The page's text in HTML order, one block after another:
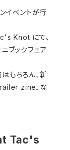
イベントが行
Knot にて、
ックフェア
もちろん、新
zine』な
Tac's